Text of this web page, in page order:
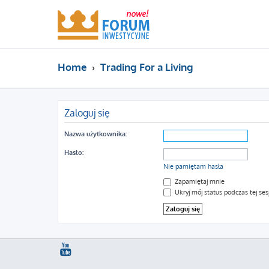
Home Trading For a Living
Zaloguj się
Nazwa użytkownika:
Hasło:
Nie pamiętam hasła
Zapamiętaj mnie
Ukryj mój status podczas tej